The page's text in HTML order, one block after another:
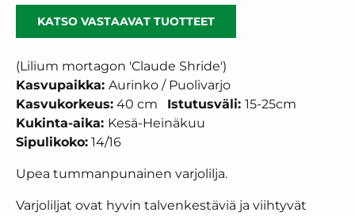
KATSO VASTAAVAT TUOTTEET
(Lilium mortagon 'Claude Shride')
Kasvupaikka: Aurinko / Puolivarjo
Kasvukorkeus: 40 cm Istutusväli: 15-25cm
Kukinta-aika: Kesä-Heinäkuu
Sipulikoko: 14/16
Upea tummanpunainen varjolilja.
Varjoliljat ovat hyvin talvenkestäviä ja viihtyvät